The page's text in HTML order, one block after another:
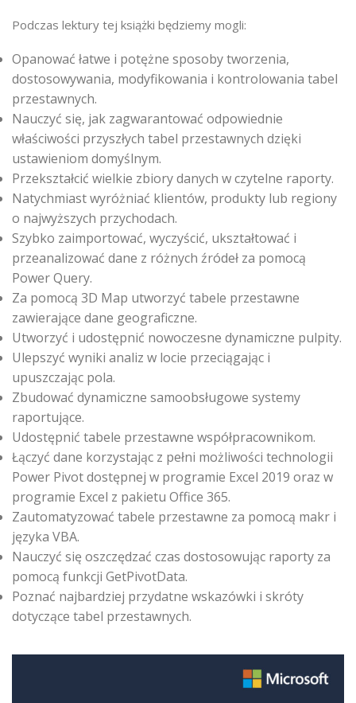
Podczas lektury tej książki będziemy mogli:
Opanować łatwe i potężne sposoby tworzenia,
dostosowywania, modyfikowania i kontrolowania tabel
przestawnych.
Nauczyć się, jak zagwarantować odpowiednie
właściwości przyszłych tabel przestawnych dzięki
ustawieniom domyślnym.
Przekształcić wielkie zbiory danych w czytelne raporty.
Natychmiast wyróżniać klientów, produkty lub regiony
o najwyższych przychodach.
Szybko zaimportować, wyczyścić, ukształtować i
przeanalizować dane z różnych źródeł za pomocą
Power Query.
Za pomocą 3D Map utworzyć tabele przestawne
zawierające dane geograficzne.
Utworzyć i udostępnić nowoczesne dynamiczne pulpity.
Ulepszyć wyniki analiz w locie przeciągając i
upuszczając pola.
Zbudować dynamiczne samoobsługowe systemy
raportujące.
Udostępnić tabele przestawne współpracownikom.
Łączyć dane korzystając z pełni możliwości technologii
Power Pivot dostępnej w programie Excel 2019 oraz w
programie Excel z pakietu Office 365.
Zautomatyzować tabele przestawne za pomocą makr i
języka VBA.
Nauczyć się oszczędzać czas dostosowując raporty za
pomocą funkcji GetPivotData.
Poznać najbardziej przydatne wskazówki i skróty
dotyczące tabel przestawnych.